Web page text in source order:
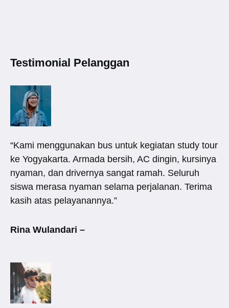
Testimonial Pelanggan
“Kami menggunakan bus untuk kegiatan study tour
ke Yogyakarta. Armada bersih, AC dingin, kursinya
nyaman, dan drivernya sangat ramah. Seluruh
siswa merasa nyaman selama perjalanan. Terima
kasih atas pelayanannya.”
Rina Wulandari –